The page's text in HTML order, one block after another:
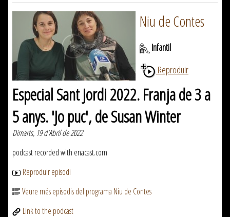
Niu de Contes
Infantil
Reproduir
Especial Sant Jordi 2022. Franja de 3 a
5 anys. 'Jo puc', de Susan Winter
Dimarts, 19 d'Abril de 2022
podcast recorded with enacast.com
Reproduir episodi
Veure més episodis del programa Niu de Contes
Link to the podcast